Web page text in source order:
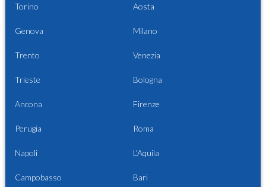
Torino Aosta
Genova Milano
Trento Venezia
Trieste Bologna
Ancona Firenze
Perugia Roma
Napoli L'Aquila
Campobasso Bari